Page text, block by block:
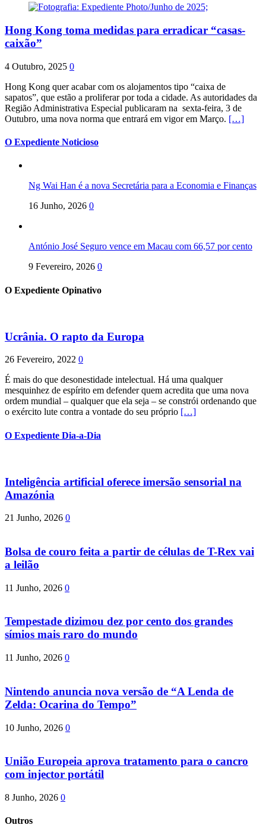
Hong Kong toma medidas para erradicar “casas-
caixão”
4 Outubro, 2025 0
Hong Kong quer acabar com os alojamentos tipo “caixa de
sapatos”, que estão a proliferar por toda a cidade. As autoridades da
Região Administrativa Especial publicaram na sexta-feira, 3 de
Outubro, uma nova norma que entrará em vigor em Março. […]
O Expediente Noticioso
Ng Wai Han é a nova Secretária para a Economia e Finanças
16 Junho, 2026 0
António José Seguro vence em Macau com 66,57 por cento
9 Fevereiro, 2026 0
O Expediente Opinativo
Ucrânia. O rapto da Europa
26 Fevereiro, 2022 0
É mais do que desonestidade intelectual. Há uma qualquer
mesquinhez de espírito em defender quem acredita que uma nova
ordem mundial – qualquer que ela seja – se constrói ordenando que
o exército lute contra a vontade do seu próprio […]
O Expediente Dia-a-Dia
Inteligência artificial oferece imersão sensorial na
Amazónia
21 Junho, 2026 0
Bolsa de couro feita a partir de células de T-Rex vai
a leilão
11 Junho, 2026 0
Tempestade dizimou dez por cento dos grandes
símios mais raro do mundo
11 Junho, 2026 0
Nintendo anuncia nova versão de “A Lenda de
Zelda: Ocarina do Tempo”
10 Junho, 2026 0
União Europeia aprova tratamento para o cancro
com injector portátil
8 Junho, 2026 0
Outros